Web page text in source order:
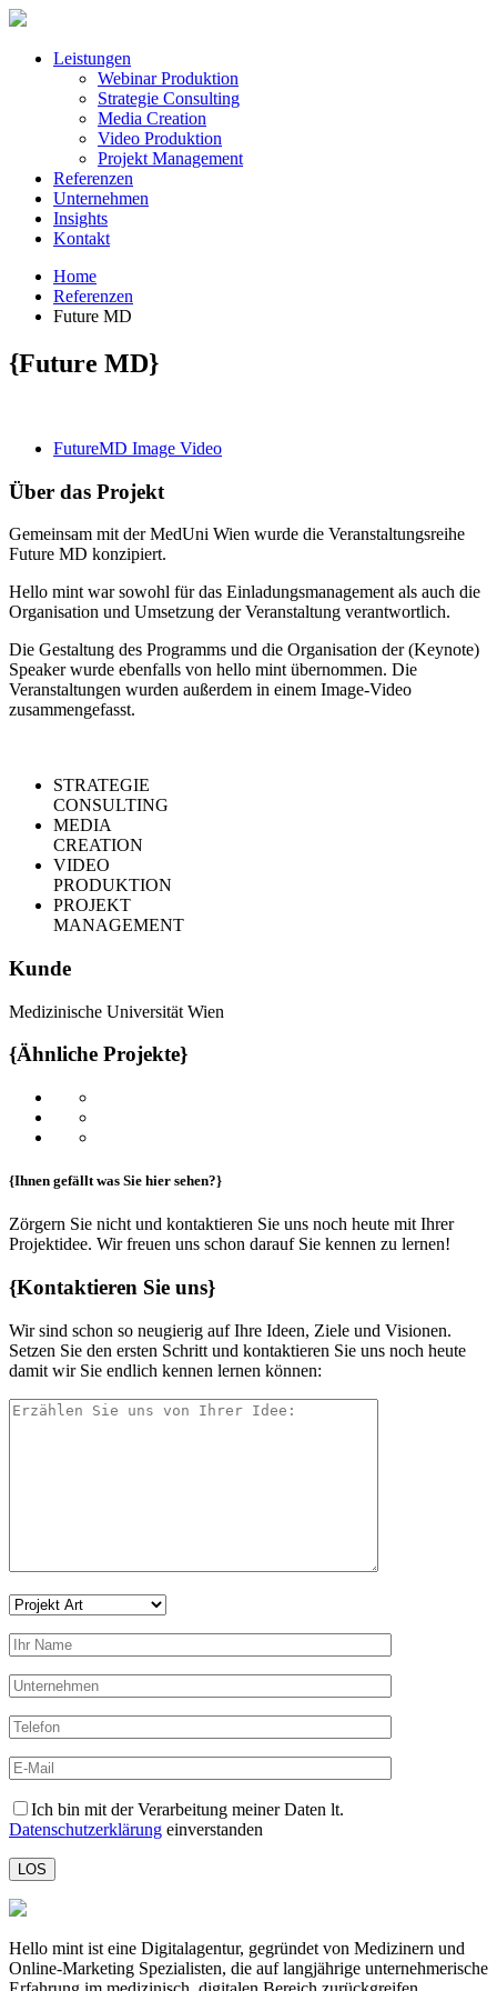
Leistungen
Webinar Produktion
Strategie Consulting
Media Creation
Video Produktion
Projekt Management
Referenzen
Unternehmen
Insights
Kontakt
Home
Referenzen
Future MD
{Future MD}
FutureMD Image Video
Über das Projekt
Gemeinsam mit der MedUni Wien wurde die Veranstaltungsreihe
Future MD konzipiert.
Hello mint war sowohl für das Einladungsmanagement als auch die
Organisation und Umsetzung der Veranstaltung verantwortlich.
Die Gestaltung des Programms und die Organisation der (Keynote)
Speaker wurde ebenfalls von hello mint übernommen. Die
Veranstaltungen wurden außerdem in einem Image-Video
zusammengefasst.
STRATEGIE
CONSULTING
MEDIA
CREATION
VIDEO
PRODUKTION
PROJEKT
MANAGEMENT
Kunde
Medizinische Universität Wien
{Ähnliche Projekte}
{Ihnen gefällt was Sie hier sehen?}
Zörgern Sie nicht und kontaktieren Sie uns noch heute mit Ihrer
Projektidee. Wir freuen uns schon darauf Sie kennen zu lernen!
{Kontaktieren Sie uns}
Wir sind schon so neugierig auf Ihre Ideen, Ziele und Visionen.
Setzen Sie den ersten Schritt und kontaktieren Sie uns noch heute
damit wir Sie endlich kennen lernen können:
Ich bin mit der Verarbeitung meiner Daten lt.
Datenschutzerklärung einverstanden
LOS
Hello mint ist eine Digitalagentur, gegründet von Medizinern und
Online-Marketing Spezialisten, die auf langjährige unternehmerische